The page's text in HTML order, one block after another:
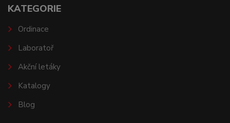
KATEGORIE
Ordinace
Laboratoř
Akční letáky
Katalogy
Blog